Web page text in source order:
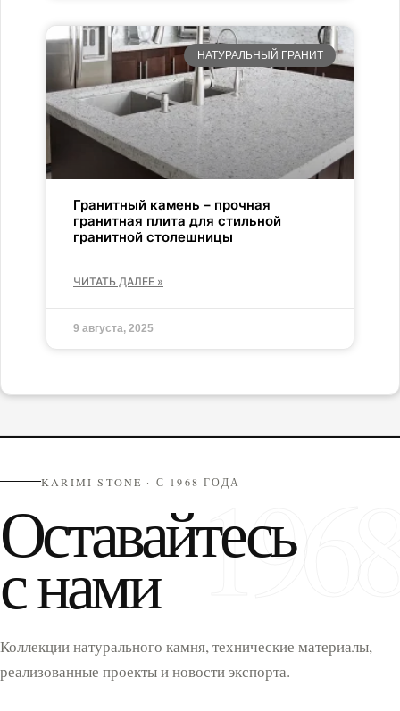
НАТУРАЛЬНЫЙ ГРАНИТ
Гранитный камень – прочная
гранитная плита для стильной
гранитной столешницы
ЧИТАТЬ ДАЛЕЕ »
9 августа, 2025
KARIMI STONE · С 1968 ГОДА
Оставайтесь
с нами
Коллекции натурального камня, технические материалы,
реализованные проекты и новости экспорта.